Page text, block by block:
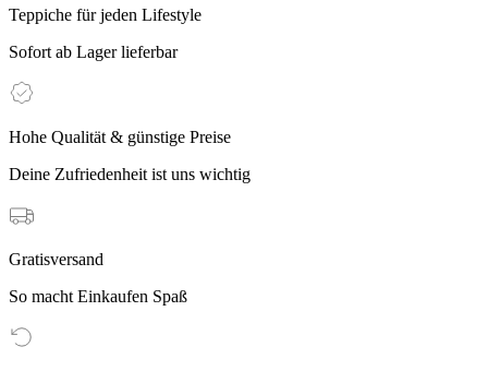
Teppiche für jeden Lifestyle
Sofort ab Lager lieferbar
Hohe Qualität & günstige Preise
Deine Zufriedenheit ist uns wichtig
Gratisversand
So macht Einkaufen Spaß